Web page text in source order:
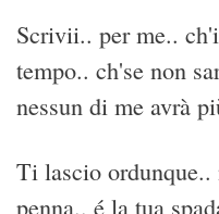
Scrivii.. per me..
tempo.. ch'se non
nessun di me avrà
Ti lascio
penna.. é la tua